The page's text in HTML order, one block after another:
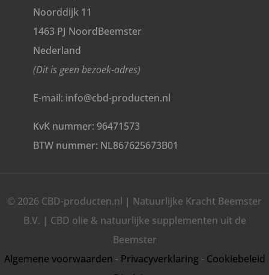
Noorddijk 11
1463 PJ NoordBeemster
Nederland
(Dit is geen bezoek-adres)
E-mail: info@cbd-producten.nl
KvK nummer: 96471573
BTW nummer: NL867625673B01
© 2026 CBD-producten.nl | Natuurlijke Kracht Beemster
B.V. | CBD olie & natuurlijke supplementen uit de
Beemster
Algemene voorwaarden - Privacyverklaring - Cookiebeleid